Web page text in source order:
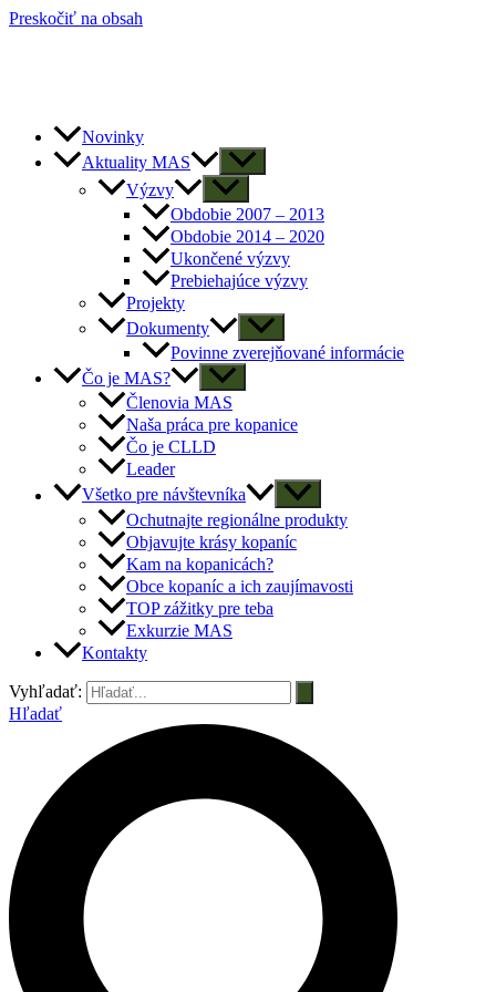
Preskočiť na obsah
Novinky
Aktuality MAS
Výzvy
Obdobie 2007 – 2013
Obdobie 2014 – 2020
Ukončené výzvy
Prebiehajúce výzvy
Projekty
Dokumenty
Povinne zverejňované informácie
Čo je MAS?
Členovia MAS
Naša práca pre kopanice
Čo je CLLD
Leader
Všetko pre návštevníka
Ochutnajte regionálne produkty
Objavujte krásy kopaníc
Kam na kopanicách?
Obce kopaníc a ich zaujímavosti
TOP zážitky pre teba
Exkurzie MAS
Kontakty
Vyhľadať:
Hľadať